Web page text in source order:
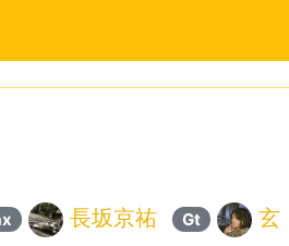
長坂京祐 Gt 玄